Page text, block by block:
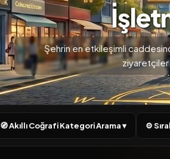
Şehrin en etkileşimli
ziyaretçiler
🧭 Akıllı Coğrafi Kategori Arama ▾ ⚙